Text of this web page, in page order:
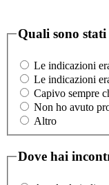
Quali sono
Le indicazioni
Le indicazioni
Capivo sempre
Non ho avuto
Altro
Dove hai